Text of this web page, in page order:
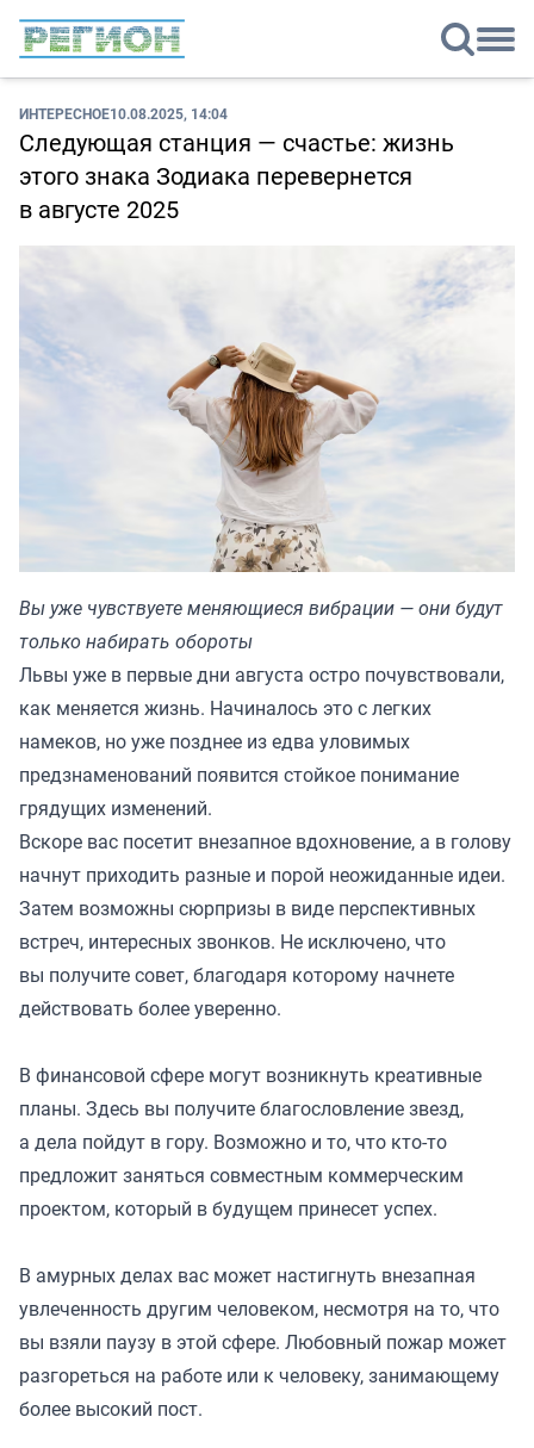
ИНТЕРЕСНОЕ10.08.2025, 14:04
Следующая станция — счастье: жизнь
этого знака Зодиака перевернется
в августе 2025
Вы уже чувствуете меняющиеся вибрации — они будут
только набирать обороты
Львы уже в первые дни августа остро почувствовали,
как меняется жизнь. Начиналось это с легких
намеков, но уже позднее из едва уловимых
предзнаменований появится стойкое понимание
грядущих изменений.
Вскоре вас посетит внезапное вдохновение, а в голову
начнут приходить разные и порой неожиданные идеи.
Затем возможны сюрпризы в виде перспективных
встреч, интересных звонков. Не исключено, что
вы получите совет, благодаря которому начнете
действовать более уверенно.
В финансовой сфере могут возникнуть креативные
планы. Здесь вы получите благословление звезд,
а дела пойдут в гору. Возможно и то, что кто-то
предложит заняться совместным коммерческим
проектом, который в будущем принесет успех.
В амурных делах вас может настигнуть внезапная
увлеченность другим человеком, несмотря на то, что
вы взяли паузу в этой сфере. Любовный пожар может
разгореться на работе или к человеку, занимающему
более высокий пост.